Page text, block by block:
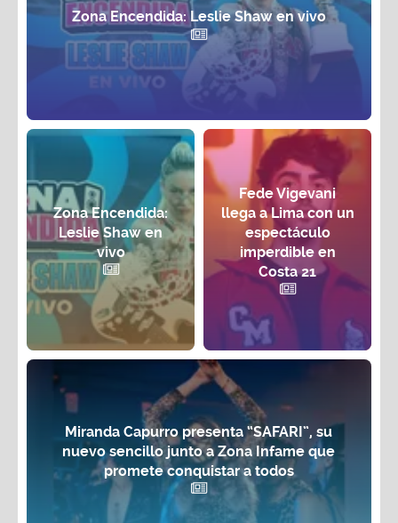
Zona Encendida: Leslie Shaw en vivo
Zona Encendida:
Leslie Shaw en
vivo
Fede Vigevani
llega a Lima con un
espectáculo
imperdible en
Costa 21
Miranda Capurro presenta “SAFARI”, su
nuevo sencillo junto a Zona Infame que
promete conquistar a todos